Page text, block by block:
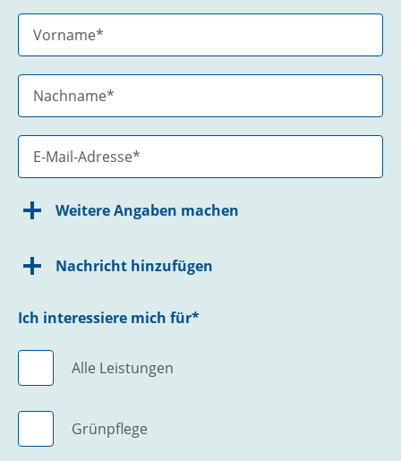
Weitere Angaben machen
Nachricht hinzufügen
Ich interessiere mich für*
Alle Leistungen
Grünpflege